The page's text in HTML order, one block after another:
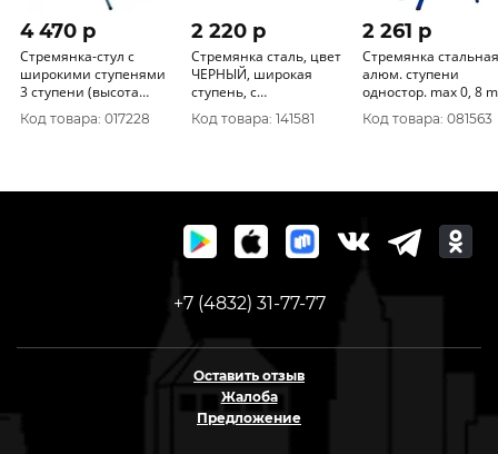
4 470 p
Стремянка-стул с
широкими ступенями
3 ступени (высота
121см. 6, 23кг.) алюмет
4803
Код товара: 017228
2 220 p
Стремянка сталь, цвет
ЧЕРНЫЙ, широкая
ступень, с
противоскользящими
накладками. 2 ступени
Код товара: 141581
2 261 p
Стремянка
алюм. ступени
одностор. max 0, 8 m
Код товара: 081563
+7 (4832) 31-77-77
Оставить отзыв
Жалоба
Предложение